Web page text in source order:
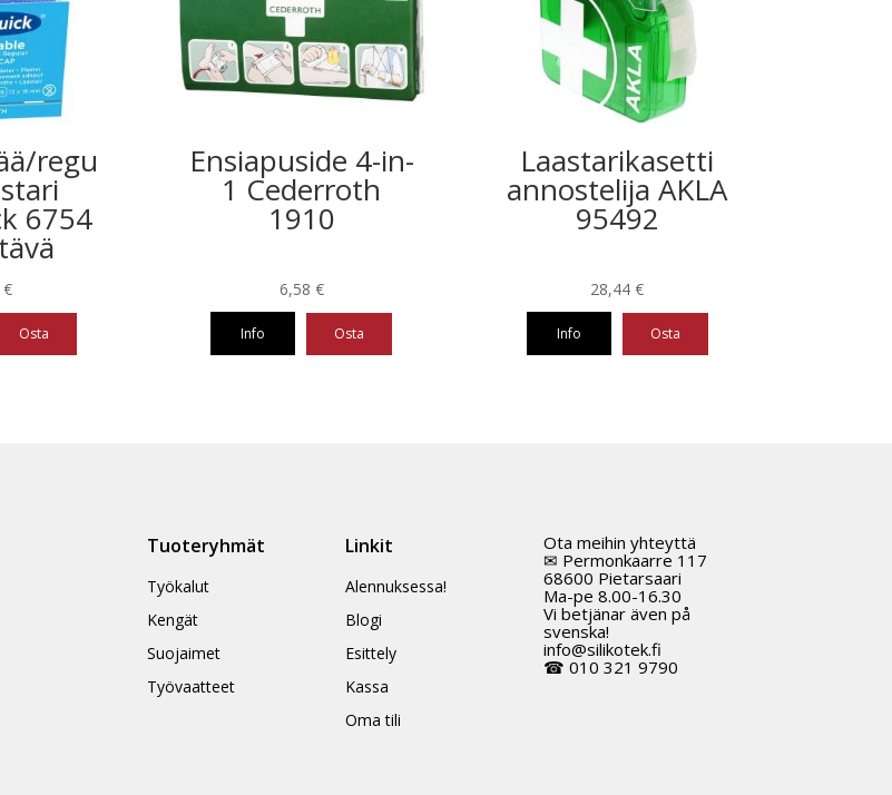
regu
6754
€
Osta
Ensiapuside 4-in-
1 Cederroth
1910
6,58 €
Info Osta
Laastarikasetti
annostelija AKLA
95492
28,44€
Info Osta
Tuoteryhmät
Työkalut
Kengät
Suojaimet
Työvaatteet
Linkit
Alennuksessa!
Blogi
Esittely
Kassa
Oma tili
Ota meihin yhteyttä
✉ Permonkaarre 117
68600 Pietarsaari
Ma-pe 8.00-16.30
Vi betjänar även på
svenska!
info@silikotek.fi
☎ 010 321 9790